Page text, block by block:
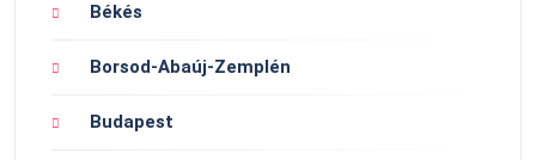
Békés
Borsod-Abaúj-Zemplén
Budapest